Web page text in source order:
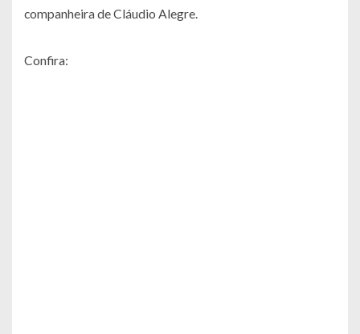
companheira de Cláudio Alegre.
Confira: